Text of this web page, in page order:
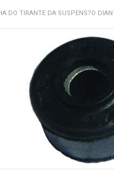
DO TIRANTE DA SUSPENS?O